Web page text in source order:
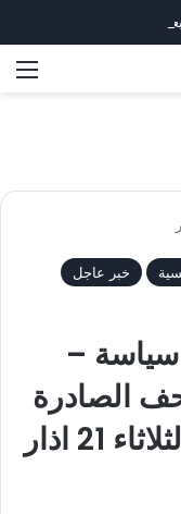
خبر عاجل
–
الصادرة
في بيروت صباح اليوم الثلاثاء 21 اذار